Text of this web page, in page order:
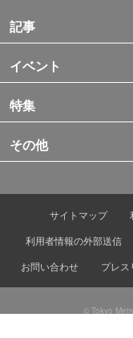
記事
イベント
特集
その他
サイトマップ
利用者情報の外部送信
お問い合わせ
プレ
© Tokyo